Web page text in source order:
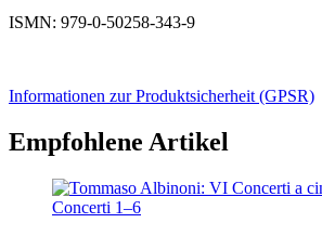
ISMN: 979-0-50258-343-9
Informationen zur Produktsicherheit (GPSR)
Empfohlene Artikel